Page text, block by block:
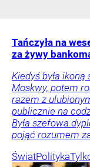
Tańczyła na
za żywy
Kiedyś była
Moskwy, potem
razem z
publicznie na
Była szefowa
pojąć rozumem
ŚwiatPolityka